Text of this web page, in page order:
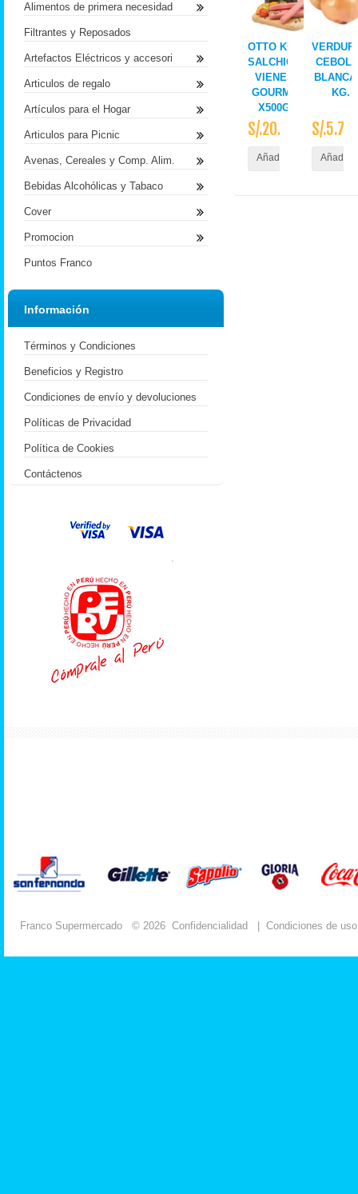
OTTO KUNZ
SALCHICHA
VIENESA
GOURMET
X500GR
S/.20.50
Añadir al Carrito
KG.
S/.5.70
Añadir
Alimentos de primera necesidad
Filtrantes y Reposados
Artefactos Eléctricos y accesori
Articulos de regalo
Artículos para el Hogar
Articulos para Picnic
Avenas, Cereales y Comp. Alim.
Bebidas Alcohólicas y Tabaco
Cover
Promocion
Puntos Franco
Información
Términos y Condiciones
Beneficios y Registro
Condiciones de envío y devoluciones
Políticas de Privacidad
Política de Cookies
Contáctenos
.
Franco Supermercado © 2026 Confidencialidad Condiciones de uso